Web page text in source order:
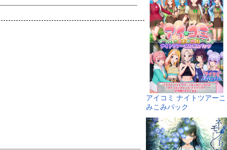
アイコミ ナイトツアーこ
みこみパック